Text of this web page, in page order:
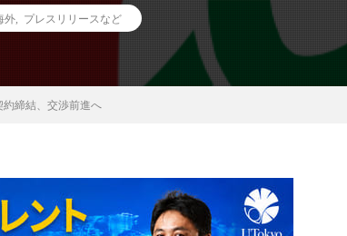
外 プレスリリースなど
締結、交渉前進へ